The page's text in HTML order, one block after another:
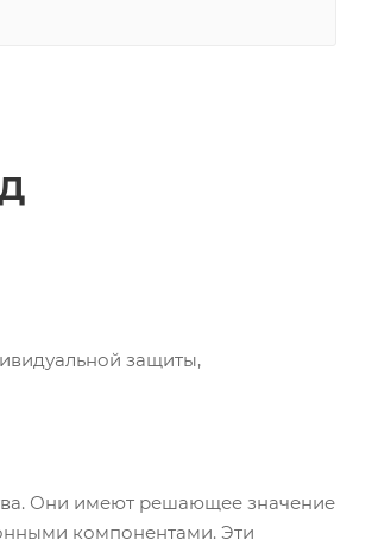
защиты,
Они имеют решающее значение
компонентами. Эти